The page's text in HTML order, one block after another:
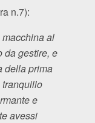
n.7):
macchina al
da gestire, e
della prima
tranquillo
e
avessi